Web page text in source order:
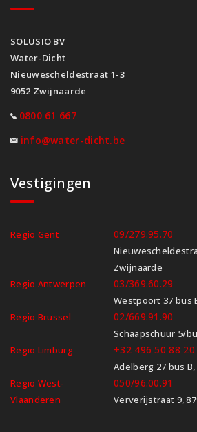
SOLUSIO BV
Water-Dicht
Nieuwescheldestraat 1-3
9052 Zwijnaarde
0800 61 667
info@water-dicht.be
Vestigingen
Regio Gent 09/279.95.70
Zwijnaarde
Regio Antwerpen
03/369.60.29
Westpoort 37 bus
Regio Brussel
02/669.91.90
Schaapschuur 5/
Regio Limburg
+32 496 50 88 20
Adelberg 27 bus B,
Regio West-
Vlaanderen
050/96.00.91
Ververijstraat 9,